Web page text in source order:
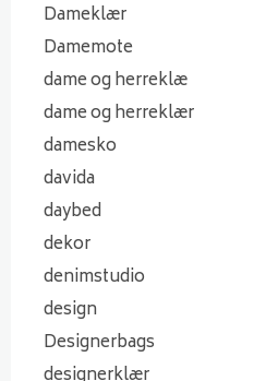
Dameklær
Damemote
dame og herreklæ
dame og herreklær
damesko
davida
daybed
dekor
denimstudio
design
Designerbags